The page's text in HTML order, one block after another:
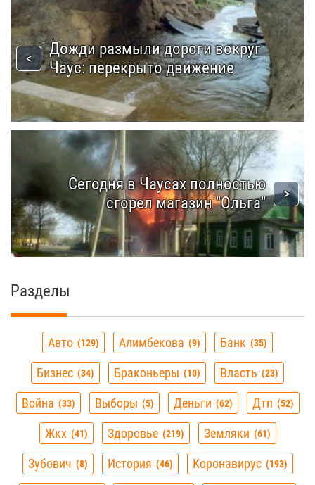
Дожди размыли дороги вокруг
Чаус: перекрыто движение
Сегодня в Чаусах полностью
сгорел магазин "Ольга"
Разделы
Авто 129 Алимбекова 9 Банк 35
Бизнес 34 Браконьеры 10 Власть 23
Война 33 Выборы 5 Деньги 62 Дтп 52
Жкх 41 Здоровье 219 Земляки 61
Зубович 8 История 46 Коронавирус 193